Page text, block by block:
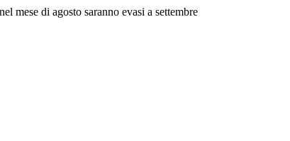
mese di agosto saranno evasi a settembre